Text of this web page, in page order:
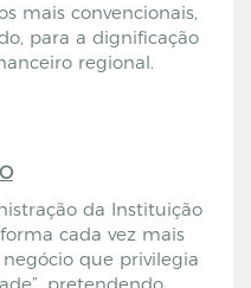
mais convencionais,
para a dignificação
regional.
da Instituição
cada vez mais
que privilegia